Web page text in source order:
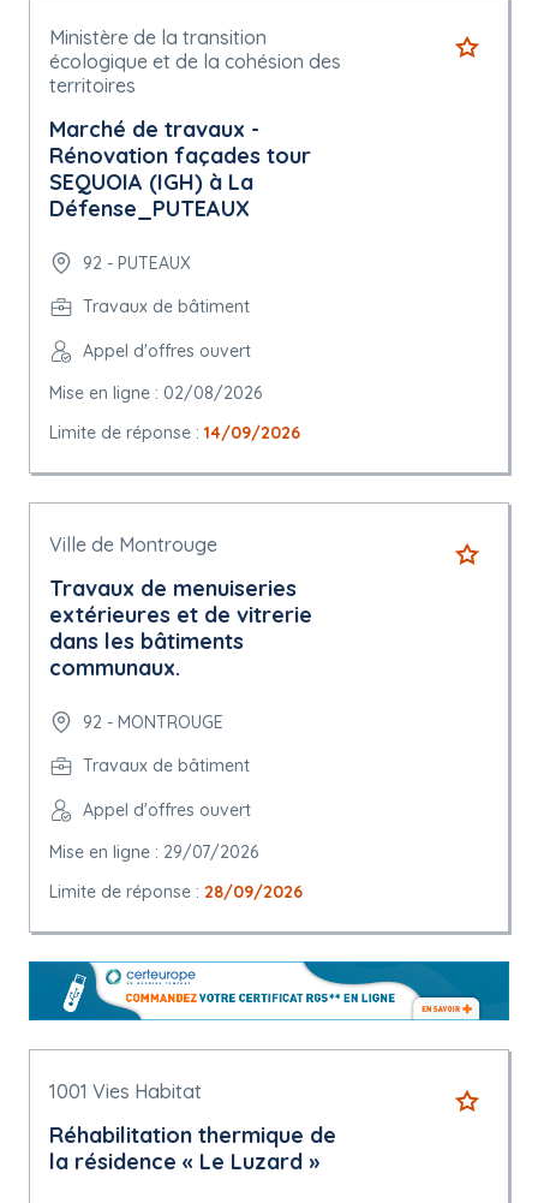
Ministère de la transition
écologique et de la cohésion des
territoires
Marché de travaux -
Rénovation façades tour
SEQUOIA (IGH) à La
Défense_PUTEAUX
92 - PUTEAUX
Travaux de bâtiment
Appel d'offres ouvert
Mise en ligne : 02/08/2026
Limite de réponse : 14/09/2026
Ville de Montrouge
Travaux de menuiseries
extérieures et de vitrerie
dans les bâtiments
communaux.
92 - MONTROUGE
Travaux de bâtiment
Appel d'offres ouvert
Mise en ligne : 29/07/2026
Limite de réponse : 28/09/2026
1001 Vies Habitat
Réhabilitation thermique de
la résidence « Le Luzard »